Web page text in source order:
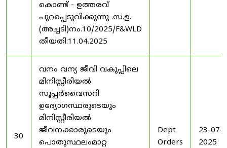
കൊണ്ട് - ഉത്തരവ്
പുറപ്പെടുവിക്കുന്നു .സ.ഉ.
(അച്ചടി)നം.10/2025/F&WLD
തീയതി:11.04.2025
30
വനം വന്യ ജീവി വകുപ്പിലെ
മിനിസ്റ്റീരിയൽ
സൂപ്പർവൈസറി
ഉദ്യോഗസ്ഥരുടെയും
മിനിസ്റ്റീരിയൽ
ജീവനക്കാരുടെയും
പൊതുസ്ഥലംമാറ്റ
Dept
Orders
23-07-
2025